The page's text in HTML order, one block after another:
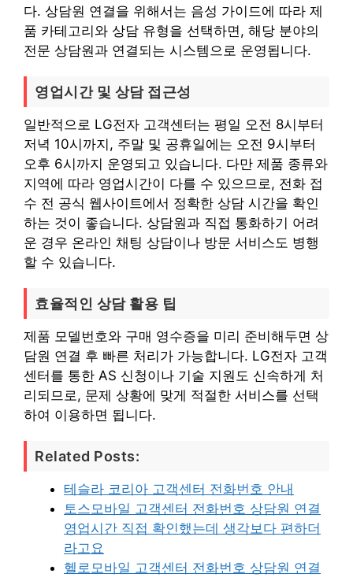
다. 상담원 연결을 위해서는 음성 가이드에 따라 제
품 카테고리와 상담 유형을 선택하면, 해당 분야의
전문 상담원과 연결되는 시스템으로 운영됩니다.
영업시간 및 상담 접근성
일반적으로 LG전자 고객센터는 평일 오전 8시부터
저녁 10시까지, 주말 및 공휴일에는 오전 9시부터
오후 6시까지 운영되고 있습니다. 다만 제품 종류와
지역에 따라 영업시간이 다를 수 있으므로, 전화 접
수 전 공식 웹사이트에서 정확한 상담 시간을 확인
하는 것이 좋습니다. 상담원과 직접 통화하기 어려
운 경우 온라인 채팅 상담이나 방문 서비스도 병행
할 수 있습니다.
효율적인 상담 활용 팁
제품 모델번호와 구매 영수증을 미리 준비해두면 상
담원 연결 후 빠른 처리가 가능합니다. LG전자 고객
센터를 통한 AS 신청이나 기술 지원도 신속하게 처
리되므로, 문제 상황에 맞게 적절한 서비스를 선택
하여 이용하면 됩니다.
Related Posts:
테슬라 코리아 고객센터 전화번호 안내
토스모바일 고객센터 전화번호 상담원 연결
영업시간 직접 확인했는데 생각보다 편하더
라고요
헬로모바일 고객센터 전화번호 상담원 연결